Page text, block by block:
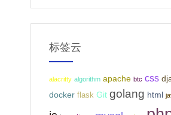
标签云
alacritty algorithm apache btc css
docker flask Git golang html